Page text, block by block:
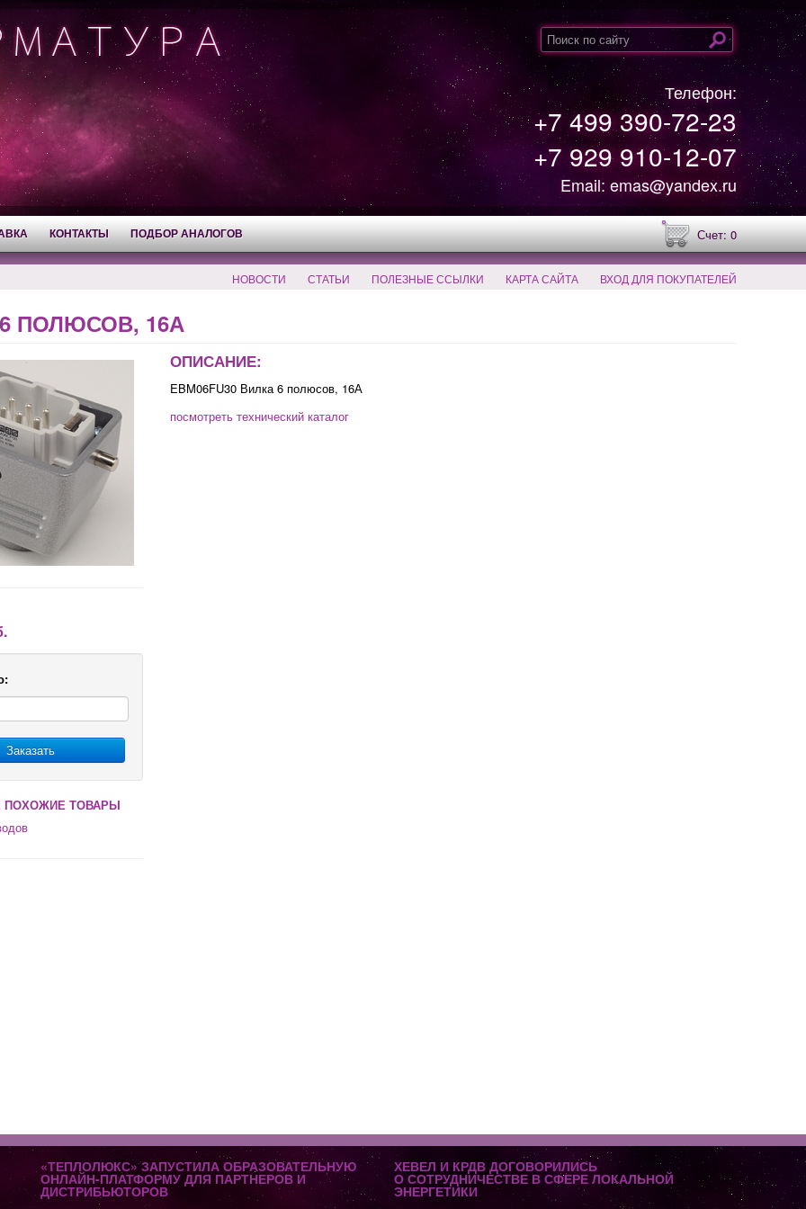
Телефон:
+7 499 390-72-23
+7 929 910-12-07
Email: emas@yandex.ru
КОНТАКТЫ ПОДБОР АНАЛОГОВ Счет: 0
НОВОСТИ СТАТЬИ ПОЛЕЗНЫЕ ССЫЛКИ КАРТА САЙТА ВХОД ДЛЯ ПОКУПАТЕЛЕЙ
ПОЛЮСОВ, 16А
Заказать
ПОХОЖИЕ ТОВАРЫ
ОПИСАНИЕ:
EBM06FU30 Вилка 6 полюсов, 16А
посмотреть технический каталог
«ТЕПЛОЛЮКС» ЗАПУСТИЛА ОБРАЗОВАТЕЛЬНУЮ
ОНЛАЙН-ПЛАТФОРМУ ДЛЯ ПАРТНЕРОВ И
ДИСТРИБЬЮТОРОВ
ХЕВЕЛ И КРДВ ДОГОВОРИЛИСЬ
О СОТРУДНИЧЕСТВЕ В СФЕРЕ ЛОКАЛЬНОЙ
ЭНЕРГЕТИКИ